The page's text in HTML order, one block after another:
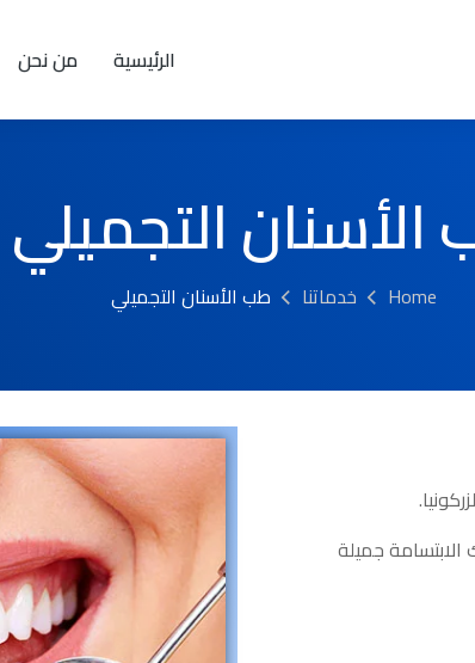
الرئيسية من نحن
التجميلي
Home خدماتنا طب الأسنان التجميلي
جميلة